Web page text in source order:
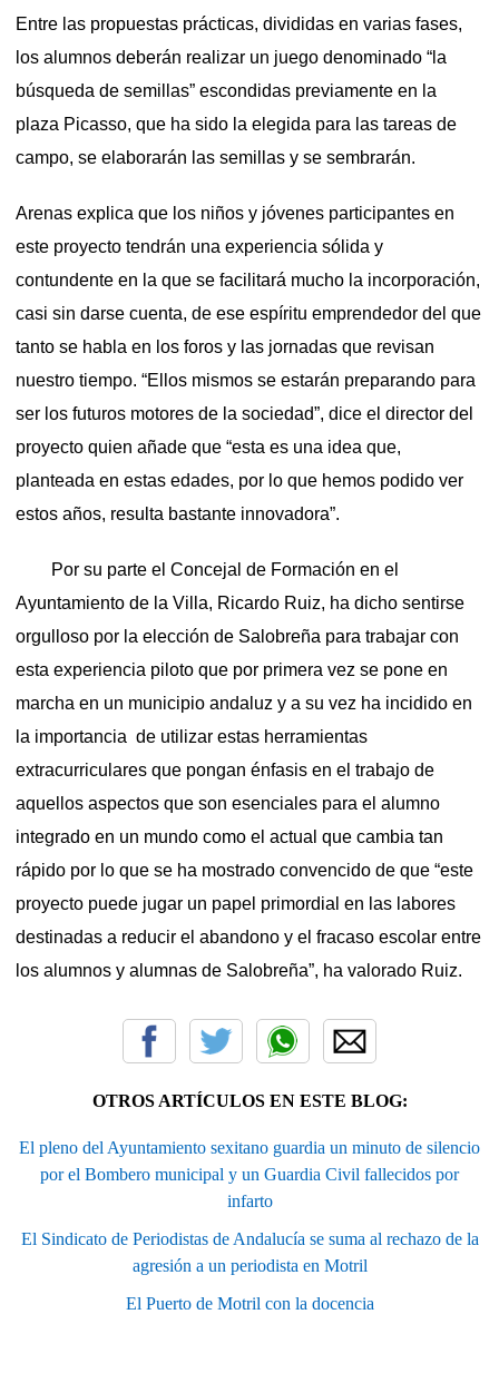
Entre las propuestas prácticas, divididas en varias fases,
los alumnos deberán realizar un juego denominado “la
búsqueda de semillas” escondidas previamente en la
plaza Picasso, que ha sido la elegida para las tareas de
campo, se elaborarán las semillas y se sembrarán.
Arenas explica que los niños y jóvenes participantes en
este proyecto tendrán una experiencia sólida y
contundente en la que se facilitará mucho la incorporación,
casi sin darse cuenta, de ese espíritu emprendedor del que
tanto se habla en los foros y las jornadas que revisan
nuestro tiempo. “Ellos mismos se estarán preparando para
ser los futuros motores de la sociedad”, dice el director del
proyecto quien añade que “esta es una idea que,
planteada en estas edades, por lo que hemos podido ver
estos años, resulta bastante innovadora”.
Por su parte el Concejal de Formación en el
Ayuntamiento de la Villa, Ricardo Ruiz, ha dicho sentirse
orgulloso por la elección de Salobreña para trabajar con
esta experiencia piloto que por primera vez se pone en
marcha en un municipio andaluz y a su vez ha incidido en
la importancia de utilizar estas herramientas
extracurriculares que pongan énfasis en el trabajo de
aquellos aspectos que son esenciales para el alumno
integrado en un mundo como el actual que cambia tan
rápido por lo que se ha mostrado convencido de que “este
proyecto puede jugar un papel primordial en las labores
destinadas a reducir el abandono y el fracaso escolar entre
los alumnos y alumnas de Salobreña”, ha valorado Ruiz.
OTROS ARTÍCULOS EN ESTE BLOG:
El pleno del Ayuntamiento sexitano guardia un minuto de silencio
por el Bombero municipal y un Guardia Civil fallecidos por
infarto
El Sindicato de Periodistas de Andalucía se suma al rechazo de la
agresión a un periodista en Motril
El Puerto de Motril con la docencia